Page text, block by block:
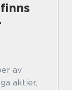
av
aktier,